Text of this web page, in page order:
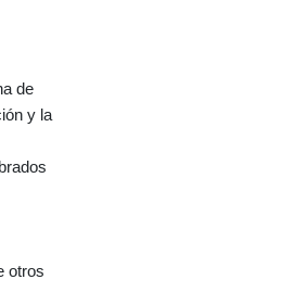
de
y la
otros